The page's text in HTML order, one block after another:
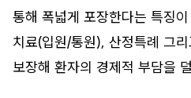
통해 폭넓게 포장한다는 특징
치료(입원/통원), 산정특례 그
보장해 환자의 경제적 부담을